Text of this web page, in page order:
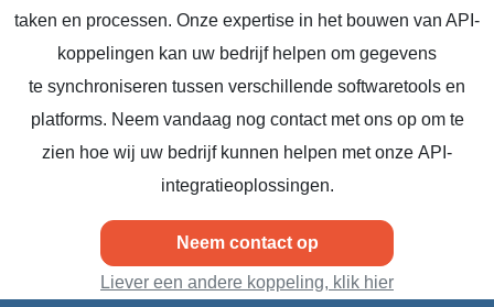
taken en processen. Onze expertise in het bouwen van API-
koppelingen kan uw bedrijf helpen om gegevens
te synchroniseren tussen verschillende softwaretools en
platforms. Neem vandaag nog contact met ons op om te
zien hoe wij uw bedrijf kunnen helpen met onze API-
integratieoplossingen.
Neem contact op
Liever een andere koppeling, klik hier